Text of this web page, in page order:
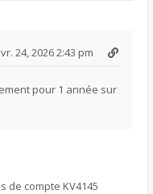
24, 2026 2:43 pm
pour 1 année sur
de compte KV4145